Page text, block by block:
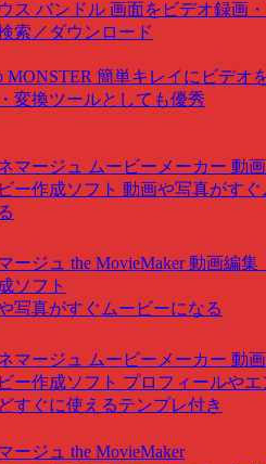
MONSTER 簡単キレイにビデオ
変換ツールとしても優秀
ージュ the MovieMaker 動画編集
ソフト
写真がすぐムービーになる
ージュ the MovieMaker